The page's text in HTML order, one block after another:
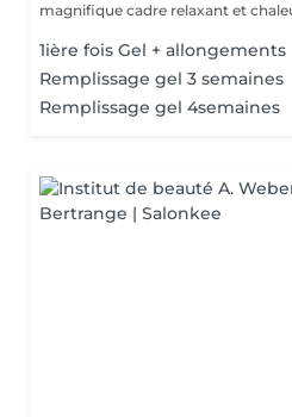
magnifique cadre relaxant et
1ière fois Gel + allongements
Remplissage gel 3 semaines
Remplissage gel 4semaines